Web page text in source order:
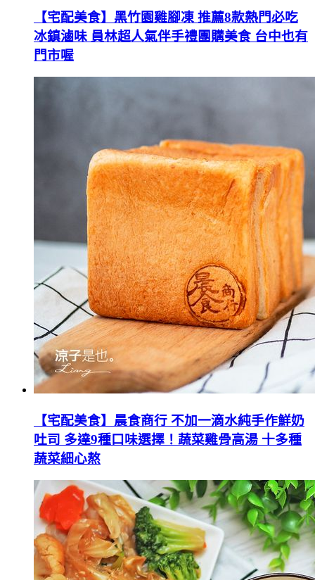
【宅配美食】黑竹園雞腳凍 推薦8款熱門必吃
冰鎮滷味 員林超人氣伴手禮團購美食 台中也有
門市喔
【宅配美食】晨食商行 不加一滴水純手作鮮奶
吐司 多達9種口味選擇！蔬菜雞骨高湯 十多種
蔬菜細心熬